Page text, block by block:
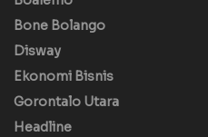
Bone Bolango
Disway
Ekonomi Bisnis
Gorontalo Utara
Headline